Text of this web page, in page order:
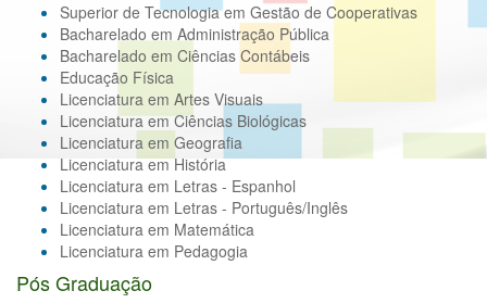
Superior de Tecnologia em Gestão de Cooperativas
Bacharelado em Administração Pública
Bacharelado em Ciências Contábeis
Educação Física
Licenciatura em Artes Visuais
Licenciatura em Ciências Biológicas
Licenciatura em Geografia
Licenciatura em História
Licenciatura em Letras - Espanhol
Licenciatura em Letras - Português/Inglês
Licenciatura em Matemática
Licenciatura em Pedagogia
Pós Graduação